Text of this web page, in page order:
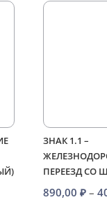
ЗНАК 1.1 –
ПЕРЕЕЗД СО
890,00 ₽ –